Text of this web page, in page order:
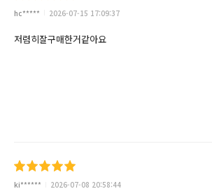
hc***** 2026-07-15 17:09:37
저렴히잘구매한거같아요
ki****** 2026-07-08 20:58:44